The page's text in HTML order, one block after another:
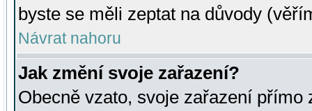
byste se měli zeptat na důvody
Návrat nahoru
Jak změní svoje zařazení?
Obecně vzato, svoje zařazení přímo